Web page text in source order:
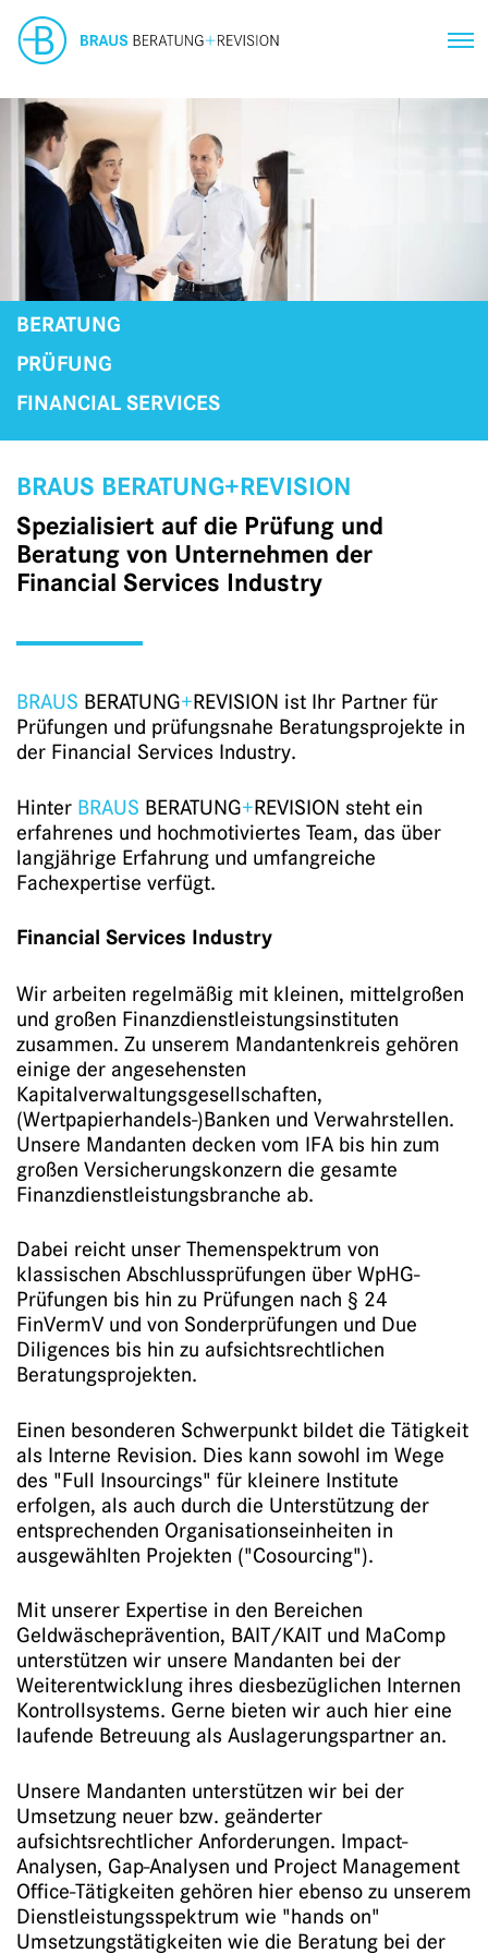
BERATUNG
PRÜFUNG
FINANCIAL SERVICES
BRAUS BERATUNG+REVISION
Spezialisiert auf die Prüfung und
Beratung von Unternehmen der
Financial Services Industry
BRAUS BERATUNG+REVISION ist Ihr Partner für
Prüfungen und prüfungsnahe Beratungsprojekte in
der Financial Services Industry.
Hinter BRAUS BERATUNG+REVISION steht ein
erfahrenes und hochmotiviertes Team, das über
langjährige Erfahrung und umfangreiche
Fachexpertise verfügt.
Financial Services Industry
Wir arbeiten regelmäßig mit kleinen, mittelgroßen
und großen Finanzdienstleistungsinstituten
zusammen. Zu unserem Mandantenkreis gehören
einige der angesehensten
Kapitalverwaltungsgesellschaften,
(Wertpapierhandels-)Banken und Verwahrstellen.
Unsere Mandanten decken vom IFA bis hin zum
großen Versicherungskonzern die gesamte
Finanzdienstleistungsbranche ab.
Dabei reicht unser Themenspektrum von
klassischen Abschlussprüfungen über WpHG-
Prüfungen bis hin zu Prüfungen nach § 24
FinVermV und von Sonderprüfungen und Due
Diligences bis hin zu aufsichtsrechtlichen
Beratungsprojekten.
Einen besonderen Schwerpunkt bildet die Tätigkeit
als Interne Revision. Dies kann sowohl im Wege
des "Full Insourcings" für kleinere Institute
erfolgen, als auch durch die Unterstützung der
entsprechenden Organisationseinheiten in
ausgewählten Projekten ("Cosourcing").
Mit unserer Expertise in den Bereichen
Geldwäscheprävention, BAIT/KAIT und MaComp
unterstützen wir unsere Mandanten bei der
Weiterentwicklung ihres diesbezüglichen Internen
Kontrollsystems. Gerne bieten wir auch hier eine
laufende Betreuung als Auslagerungspartner an.
Unsere Mandanten unterstützen wir bei der
Umsetzung neuer bzw. geänderter
aufsichtsrechtlicher Anforderungen. Impact-
Analysen, Gap-Analysen und Project Management
Office-Tätigkeiten gehören hier ebenso zu unserem
Dienstleistungsspektrum wie "hands on"
Umsetzungstätigkeiten wie die Beratung bei der